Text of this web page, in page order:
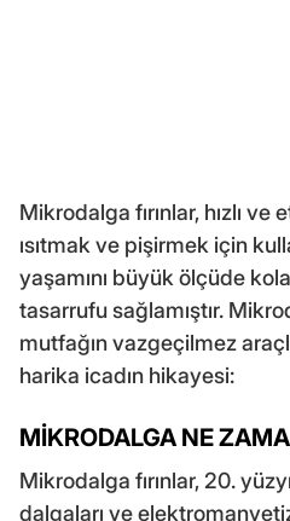
Mikrodalga fırınlar, hızlı ve
ısıtmak ve pişirmek için
yaşamını büyük ölçüde
tasarrufu sağlamıştır.
mutfağın vazgeçilmez
harika icadın hikayesi:
MİKRODALGA NE
Mikrodalga fırınlar, 20.
dalgaları ve